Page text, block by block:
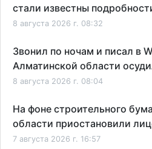
стали известны
8 августа 2026 г. 08:32
Звонил по ночам и писал в
Алматинской области
8 августа 2026 г. 08:04
На фоне строительного
области приостановили
7 августа 2026 г. 16:57